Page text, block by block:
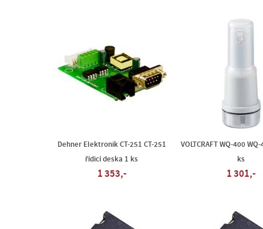
Dehner Elektronik CT-251 CT-251
řídicí deska 1 ks
1 353,-
VOLTCRAFT WQ-400
ks
1 301,-